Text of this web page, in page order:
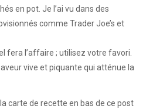
en pot. Je l’ai vu dans des
comme Trader Joe’s et
fera l’affaire ; utilisez votre favori.
vive et piquante qui atténue la
carte de recette en bas de ce post